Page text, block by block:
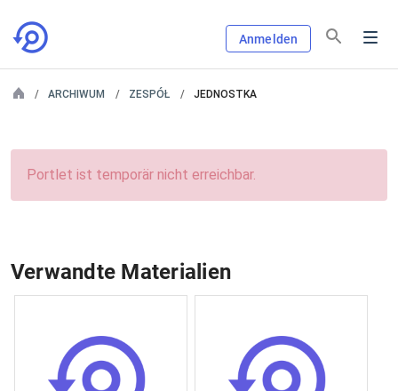
Anmelden
ARCHIWUM ZESPÓŁ JEDNOSTKA
Portlet ist temporär nicht erreichbar.
Verwandte Materialien